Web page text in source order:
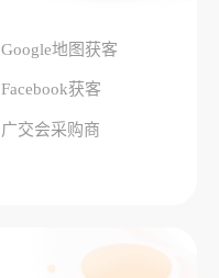
Google地图获客
Facebook获客
广交会采购商